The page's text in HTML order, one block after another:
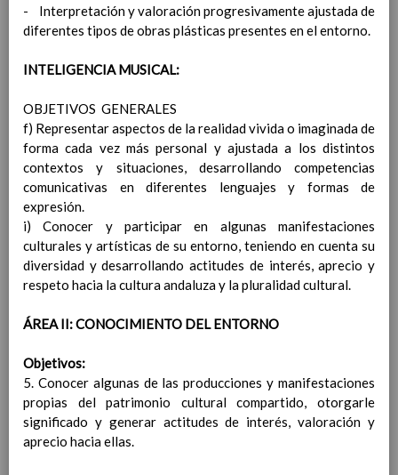
Medidas generales
Limpieza y DesinfecciÃ³n (L+D)
COVID-19
Medidas de higiene y
distanciamiento fÃ­sico
Medidas referidas a las personas
Medidas referidas a particulares,
otros miembros de la comunidad
educativa y empresas proveedoras,
que participan o prestan servicios en
Medidas especÃ­ficas para el alumnado
Otras medidas
ACTUACIONES DE EDUCACIÃ“N Y
PROMOCIÃ“N DE LA SALUD
01 septiembre 2021
- Interpretación y valoración progresivamente ajustada de
diferentes tipos de obras plásticas presentes en el entorno.
INTELIGENCIA MUSICAL:
OBJETIVOS GENERALES
f) Representar aspectos de la realidad vivida o imaginada de
forma cada vez más personal y ajustada a los distintos
contextos y situaciones, desarrollando competencias
comunicativas en diferentes lenguajes y formas de
expresión.
i) Conocer y participar en algunas manifestaciones
culturales y artísticas de su entorno, teniendo en cuenta su
diversidad y desarrollando actitudes de interés, aprecio y
respeto hacia la cultura andaluza y la pluralidad cultural.
ÁREA II: CONOCIMIENTO DEL ENTORNO
Objetivos:
5. Conocer algunas de las producciones y manifestaciones
propias del patrimonio cultural compartido, otorgarle
significado y generar actitudes de interés, valoración y
aprecio hacia ellas.